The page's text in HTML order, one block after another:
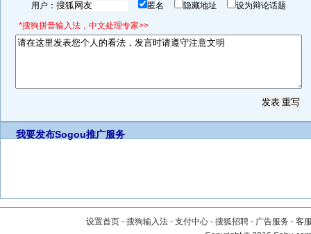
用户： 匿名 隐藏地址 设为辩论话题
*搜狗拼音输入法，中文处理专家>>
我要发布Sogou推广服务
设置首页 - 搜狗输入法 - 支付中心 - 搜狐招聘 - 广告服务 - 客